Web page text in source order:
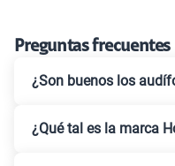
Preguntas frecuentes
¿Son buenos los
¿Qué tal es la marca